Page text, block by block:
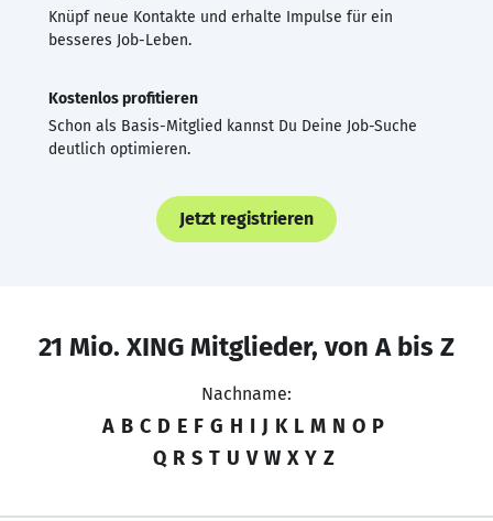
Knüpf neue Kontakte und erhalte Impulse für ein
besseres Job-Leben.
Kostenlos profitieren
Schon als Basis-Mitglied kannst Du Deine Job-Suche
deutlich optimieren.
Jetzt registrieren
21 Mio. XING Mitglieder, von A bis Z
Nachname:
A B C D E F G H I J K L M N O P
Q R S T U V W X Y Z